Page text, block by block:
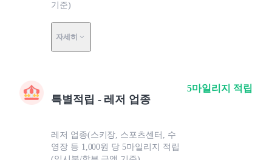
기준)
자세히
특별적립 - 레저 업종
레저 업종(스키장, 스포츠센터, 수
영장 등 1,000원 당 5마일리지 적립
5마일리지 적립